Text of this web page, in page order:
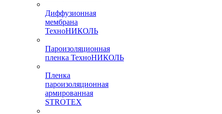
Диффузионная
мембрана
ТехноНИКОЛЬ
Пароизоляционная
пленка ТехноНИКОЛЬ
Пленка
пароизоляционная
армированная
STROTEX